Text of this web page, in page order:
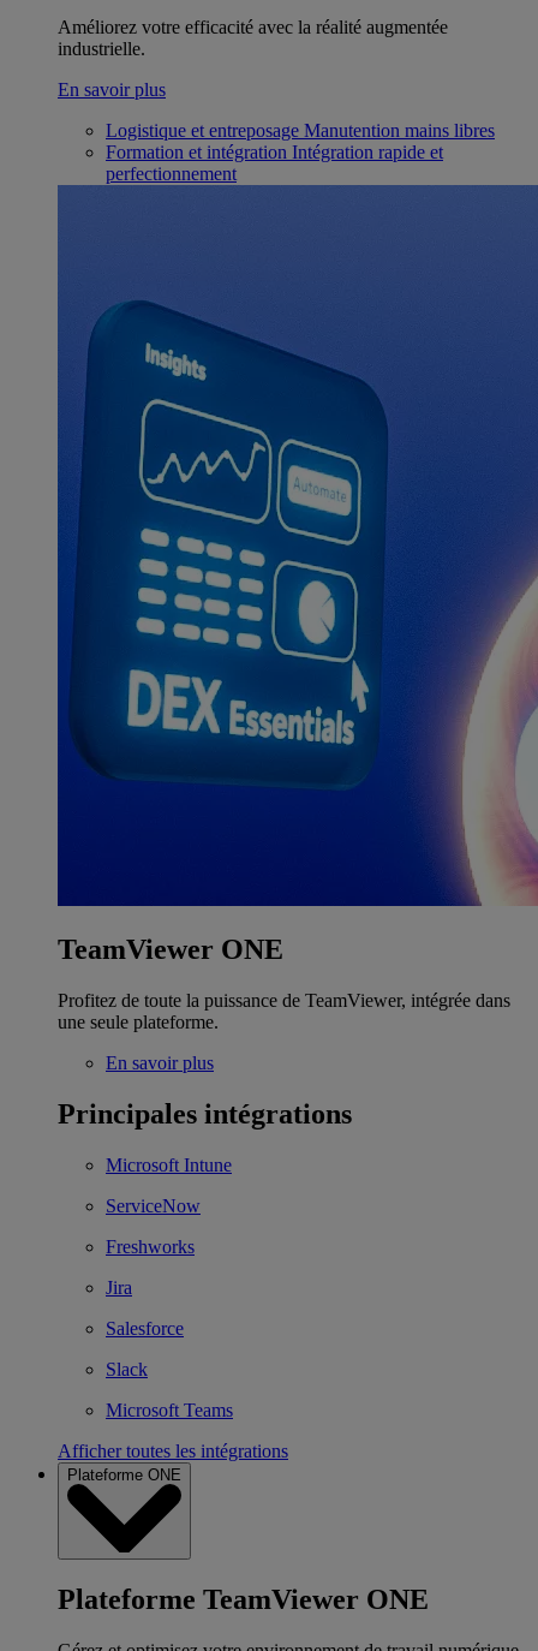
Améliorez votre efficacité avec la réalité augmentée
industrielle.
En savoir plus
Logistique et entreposage Manutention mains libres
Formation et intégration Intégration rapide et
perfectionnement
TeamViewer ONE
Profitez de toute la puissance de TeamViewer, intégrée dans
une seule plateforme.
En savoir plus
Principales intégrations
Microsoft Intune
ServiceNow
Freshworks
Jira
Salesforce
Slack
Microsoft Teams
Afficher toutes les intégrations
Plateforme ONE
Plateforme TeamViewer ONE